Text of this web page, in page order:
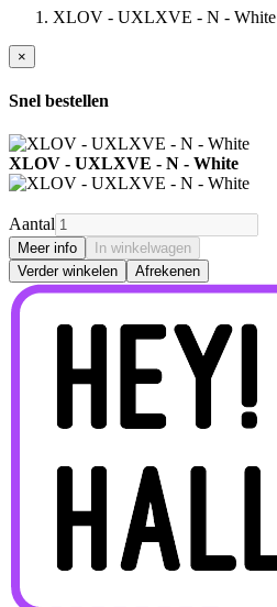
XLOV - UXLXVE - N - White
×
Snel bestellen
XLOV - UXLXVE - N - White
Aantal
Meer info
In winkelwagen
Verder winkelen
Afrekenen